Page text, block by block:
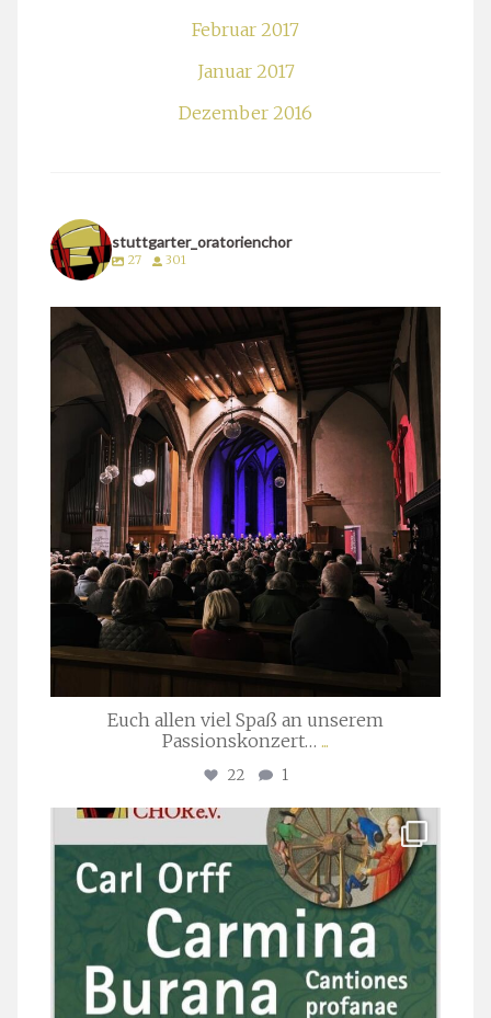
Februar 2017
Januar 2017
Dezember 2016
stuttgarter_oratorienchor
27 301
stuttgarter_oratorienchor
März 24
Euch allen viel Spaß an unserem
Passionskonzert… ...
22 1
stuttgarter_oratorienchor
Juli 22